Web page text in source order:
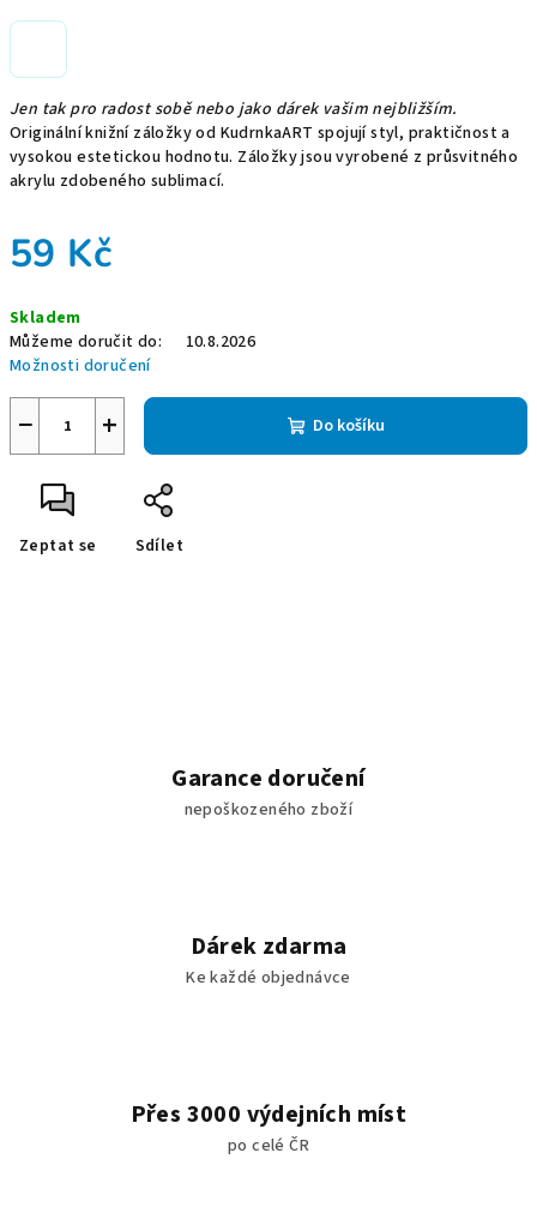
Jen tak pro radost sobě nebo jako dárek vašim nejbližším.
Originální knižní záložky od KudrnkaART spojují styl, praktičnost a
vysokou estetickou hodnotu. Záložky jsou vyrobené z průsvitného
akrylu zdobeného sublimací.
59 Kč
cena:
Skladem
Můžeme doručit do:
10.8.2026
Možnosti doručení
+
− Do košíku
Zeptat se Sdílet
Garance doručení
nepoškozeného zboží
Dárek zdarma
Ke každé objednávce
Přes 3000 výdejních míst
po celé ČR